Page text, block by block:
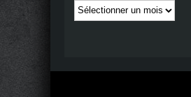
Publications
par